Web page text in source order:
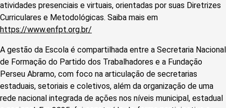
atividades presenciais e virtuais, orientadas por suas Diretrizes
Curriculares e Metodológicas. Saiba mais em
https://www.enfpt.org.br/
A gestão da Escola é compartilhada entre a Secretaria Nacional
de Formação do Partido dos Trabalhadores e a Fundação
Perseu Abramo, com foco na articulação de secretarias
estaduais, setoriais e coletivos, além da organização de uma
rede nacional integrada de ações nos níveis municipal, estadual